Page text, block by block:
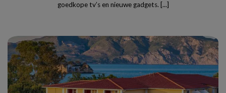
goedkope tv’s en nieuwe gadgets. [...]